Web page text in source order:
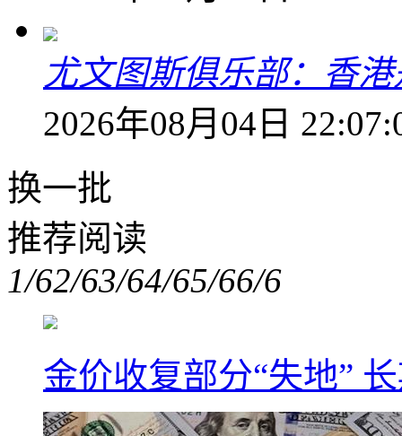
尤文图斯俱乐部：香
2026年08月04日
换一批
推荐阅读
1/62/63/64/65/66/6
金价收复部分“失地”